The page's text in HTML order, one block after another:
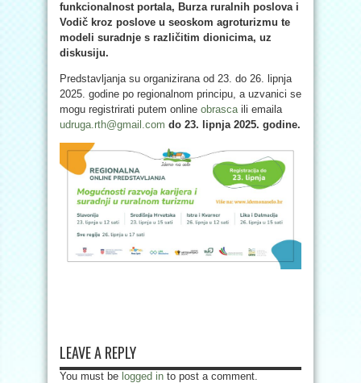
funkcionalnost portala, Burza ruralnih poslova i
Vodič kroz poslove u seoskom agroturizmu te
modeli suradnje s različitim dionicima, uz
diskusiju.
Predstavljanja su organizirana od 23. do 26. lipnja
2025. godine po regionalnom principu, a uzvanici se
mogu registrirati putem online obrascaili emaila
udruga.rth@gmail.com do 23. lipnja 2025. godine.
LEAVE A REPLY
You must be logged in to post a comment.